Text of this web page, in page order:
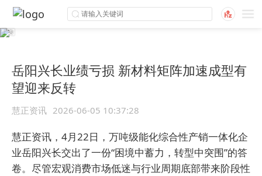
岳阳兴长业绩亏损 新材料矩阵加速成型有
望迎来反转
慧正资讯 2026-06-05 10:37:28
慧正资讯，4月22日，万吨级能化综合性产销一体化企
业岳阳兴长交出了一份“困境中蓄力，转型中突围”的答
卷。尽管宏观消费市场低迷与行业周期底部带来阶段性